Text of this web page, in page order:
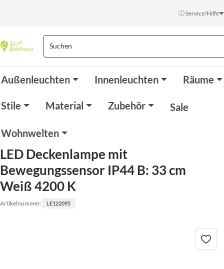
ⓘ Service/Hilfe
Außenleuchten Innenleuchten Räume
Stile Material Zubehör Sale
Wohnwelten
LED Deckenlampe mit
Bewegungssensor IP44 B: 33 cm
Weiß 4200 K
Artikelnummer: LE122095